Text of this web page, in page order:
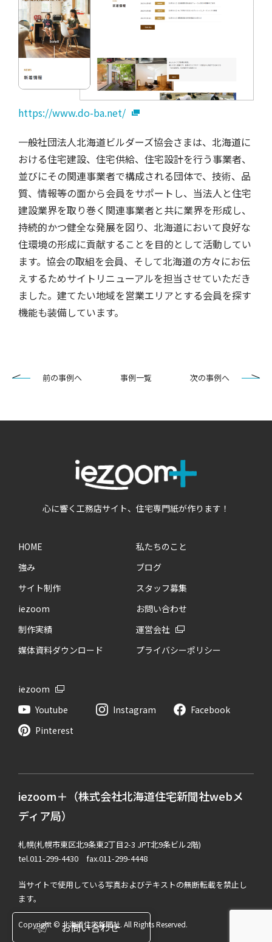
https://www.do-ba.net/
一般社団法人北海道ビルダーズ協会さまは、北海道に
おける住宅建設、住宅供給、住宅設計を行う事業者、
並びにその関連事業者で構成される団体で、技術、品
質、情報等の面から会員をサポートし、当法人と住宅
建設業界を取り巻く関連事業者と共に業界を形成し、
持続的かつ健全な発展を図り、北海道において良好な
住環境の形成に貢献することを目的として活動してい
ます。協会の取組を会員、そして北海道の方々にお伝
えするためサイトリニューアルを担当させていただき
ました。建てたい地域を営業エリアとする会員を探す
機能も装備しています。
前の事例へ 事例一覧 次の事例へ
お問い合わせ
心に響く工務店サイト、住宅専門紙が作ります！
HOME
強み
サイト制作
iezoom
制作実績
媒体資料ダウンロード
私たちのこと
ブログ
スタッフ募集
お問い合わせ
運営会社
プライバシーポリシー
iezoom
Youtube
Instagram
Facebook
Pinterest
iezoom＋（株式会社北海道住宅新聞社webメ
ディア局）
札幌(札幌市東区北9条東2丁目2-3 JPT北9条ビル2階)
tel.011-299-4430 fax.011-299-4448
当サイトで使用している写真およびテキストの無断転載を禁止し
ます。
Copyright © 北海道住宅新聞社. All Rights Reserved.